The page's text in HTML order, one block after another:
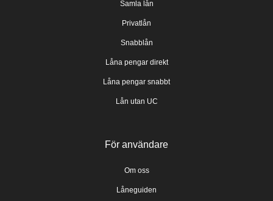
Samla lån
Privatlån
Snabblån
Låna pengar direkt
Låna pengar snabbt
Lån utan UC
För användare
Om oss
Låneguiden